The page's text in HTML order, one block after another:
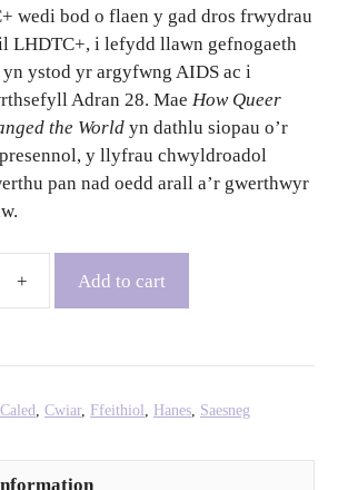
wedi bod o flaen y gad dros frwydrau
LHDTC+, i lefydd llawn gefnogaeth
yn ystod yr argyfwng AIDS ac i
Adran 28. Mae How Queer
the World yn dathlu siopau o’r
y llyfrau chwyldroadol
pan nad oedd arall a’r gwerthwyr
How
the
-
Add to cart
, Cwiar, Ffeithiol , Hanes, Saesneg